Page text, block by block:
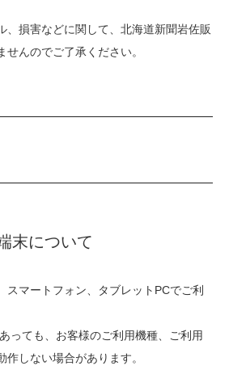
、損害などに関して、北海道新聞岩佐販
んのでご了承ください。
末について
スマートフォン、タブレットPCでご利
っても、お客様のご利用機種、ご利用
しない場合があります。